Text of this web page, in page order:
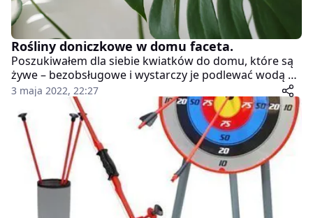
Rośliny doniczkowe w domu faceta.
Poszukiwałem dla siebie kwiatków do domu, które są
żywe – bezobsługowe i wystarczy je podlewać wodą z
kranu – dwa razy w tygodniu, aby było łatwiej
zapamiętać kiedy podlewać Babcia poleciła mi system
podlewania „PPP” (Poniedziałek, Piątek, Podlewanie) i
o dziwo działa.
3 maja 2022, 22:27